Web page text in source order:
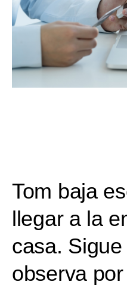
Tom baja
llegar a la
casa.
observa